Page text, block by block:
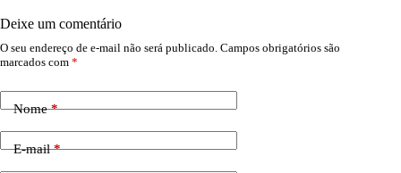
Deixe um comentário
O seu endereço de e-mail não será publicado. Campos obrigatórios são
marcados com *
Nome*
E-mail*